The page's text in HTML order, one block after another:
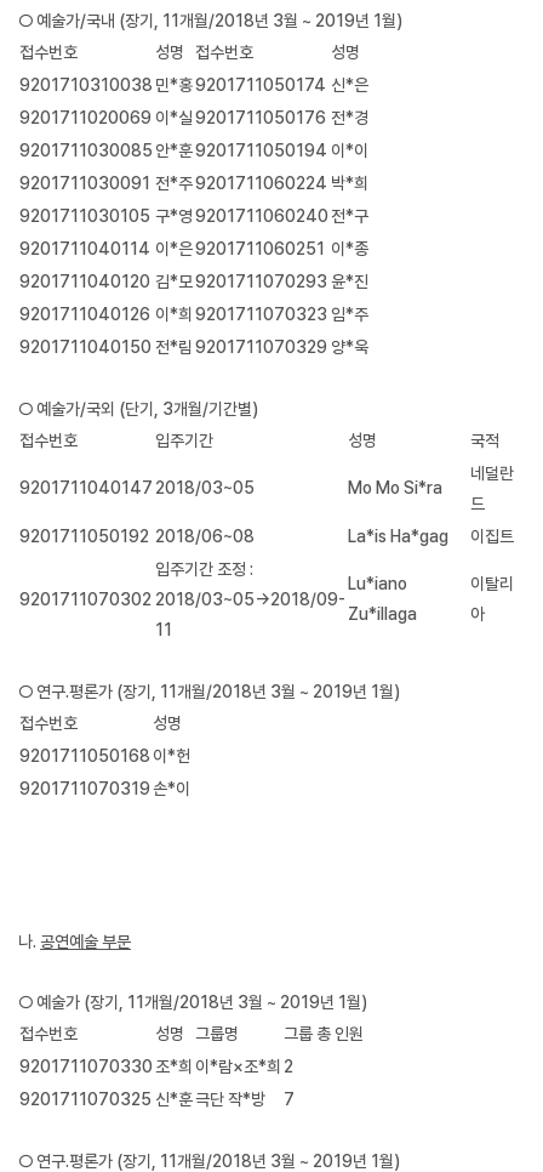
○ 예술가/국내 (장기, 11개월/2018년 3월 ~ 2019년 1월)
접수번호
성명 접수번호
성명
9201710310038 민*홍9201711050174 신*은
9201711020069 이*실9201711050176 전*경
9201711030085 안*훈9201711050194 이*이
9201711030091 전*주9201711060224 박*희
9201711030105 구*영9201711060240전*구
9201711040114 이*은9201711060251 이*종
9201711040120 김*모9201711070293 윤*진
9201711040126 이*희 9201711070323 임*주
9201711040150 전*림 9201711070329 양*욱
○ 예술가/국외 (단기, 3개월/기간별)
접수번호
입주기간 성명 국적
9201711040147 2018/03~05 Mo Mo Si*ra
네덜란
드
9201711050192 2018/06~08 La*is Ha*gag 이집트
9201711070302
입주기간 조정 :
2018/03~05→2018/09-
11
Lu*iano
Zu*illaga
이탈리
아
○ 연구․평론가 (장기, 11개월/2018년 3월 ~ 2019년 1월)
접수번호
성명
9201711050168 이*헌
9201711070319손*이
나. 공연예술 부문
○ 예술가 (장기, 11개월/2018년 3월 ~ 2019년 1월)
접수번호
성명 그룹명
그룹 총 인원
9201711070330 조*희 이*람×조*희 2
9201711070325 신*훈극단 작*방 7
○ 연구․평론가 (장기, 11개월/2018년 3월 ~ 2019년 1월)